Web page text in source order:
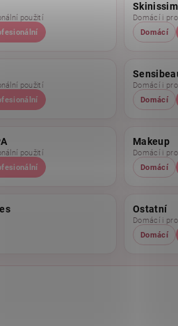
použití
Domácí i
Domácí
použití
Domácí i
Domácí
použití
Makeup
Domácí i
Domácí
Ostatní
Domácí i
Domácí